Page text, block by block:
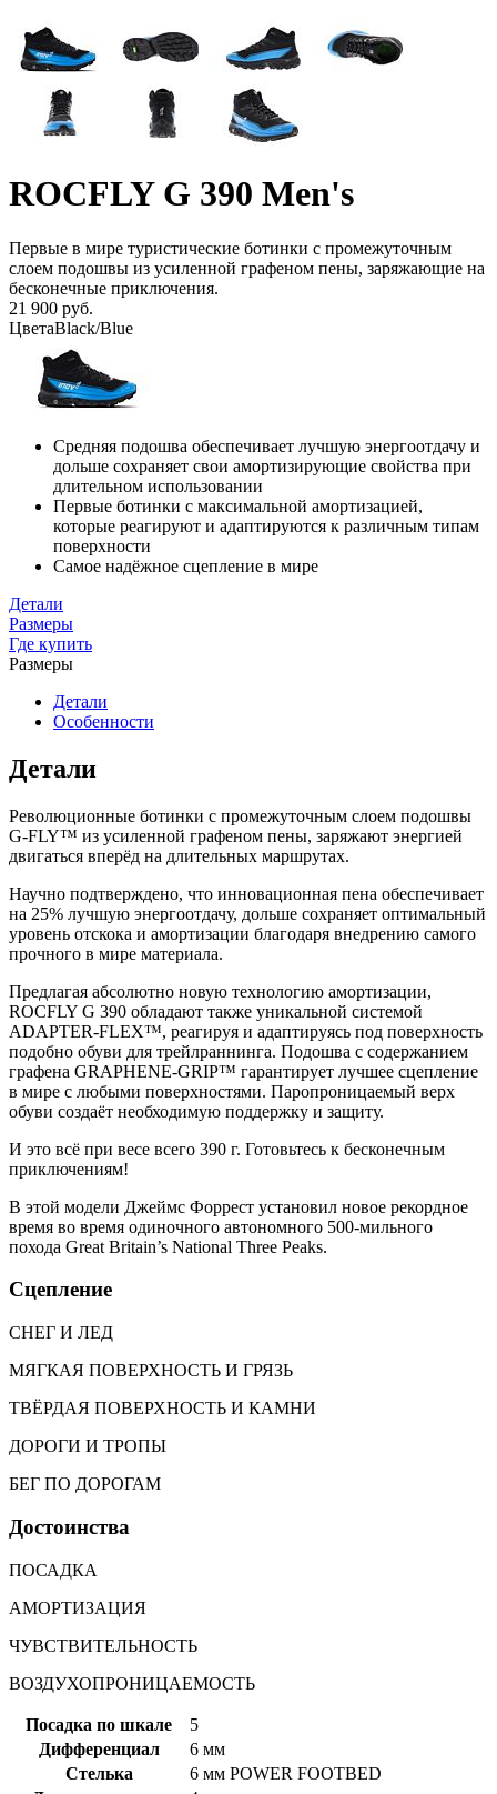
ROCFLY G 390 Men's
Первые в мире туристические ботинки с промежуточным
слоем подошвы из усиленной графеном пены, заряжающие на
бесконечные приключения.
21 900 руб.
ЦветаBlack/Blue
Средняя подошва обеспечивает лучшую энергоотдачу и
дольше сохраняет свои амортизирующие свойства при
длительном использовании
Первые ботинки с максимальной амортизацией,
которые реагируют и адаптируются к различным типам
поверхности
Самое надёжное сцепление в мире
Детали
Размеры
Где купить
Размеры
Детали
Особенности
Детали
Революционные ботинки с промежуточным слоем подошвы
G-FLY™ из усиленной графеном пены, заряжают энергией
двигаться вперёд на длительных маршрутах.
Научно подтверждено, что инновационная пена обеспечивает
на 25% лучшую энергоотдачу, дольше сохраняет оптимальный
уровень отскока и амортизации благодаря внедрению самого
прочного в мире материала.
Предлагая абсолютно новую технологию амортизации,
ROCFLY G 390 обладают также уникальной системой
ADAPTER-FLEX™, реагируя и адаптируясь под поверхность
подобно обуви для трейлраннинга. Подошва с содержанием
графена GRAPHENE-GRIP™ гарантирует лучшее сцепление
в мире с любыми поверхностями. Паропроницаемый верх
обуви создаёт необходимую поддержку и защиту.
И это всё при весе всего 390 г. Готовьтесь к бесконечным
приключениям!
В этой модели Джеймс Форрест установил новое рекордное
время во время одиночного автономного 500-мильного
похода Great Britain’s National Three Peaks.
Сцепление
СНЕГ И ЛЕД
МЯГКАЯ ПОВЕРХНОСТЬ И ГРЯЗЬ
ТВЁРДАЯ ПОВЕРХНОСТЬ И КАМНИ
ДОРОГИ И ТРОПЫ
БЕГ ПО ДОРОГАМ
Достоинства
ПОСАДКА
АМОРТИЗАЦИЯ
ЧУВСТВИТЕЛЬНОСТЬ
ВОЗДУХОПРОНИЦАЕМОСТЬ
Посадка по шкале
5
Дифференциал
6 мм
Стелька
6 мм POWER FOOTBED